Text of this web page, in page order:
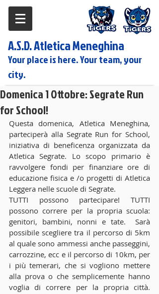
A.S.D. Atletica Meneghina
Your place is here. Your team, your
city.
Domenica 1 Ottobre: Segrate Run
for School!
Questa domenica, Atletica Meneghina,
parteciperà alla Segrate Run for School,
iniziativa di beneficenza organizzata da
Atletica Segrate. Lo scopo primario è
ravvolgere fondi per finanziare ore di
educazione fisica e /o progetti di Atletica
Leggera nelle scuole di Segrate.
TUTTI possono partecipare! TUTTI
possono correre per la propria scuola:
genitori, bambini, nonni e tate.  Sarà
possibile scegliere tra il percorso di 5km
al quale sono ammessi anche passeggini,
carrozzine, ecc e il percorso di 10km, per
i più temerari, che si vogliono mettere
alla prova o che semplicemente hanno
voglia di correre per la propria città.